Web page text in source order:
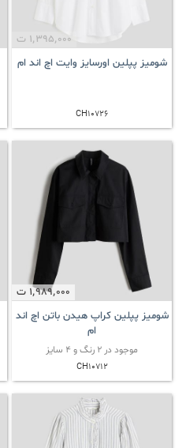
1٬395٬000 ت
شومیز پپلین اورسایز وایت اچ اند ام
CH10726
1٬989٬000 ت
شومیز پپلین کراپ هیدن باتن اچ اند
ام
موجود در 2 رنگ و 4 سایز
CH10712